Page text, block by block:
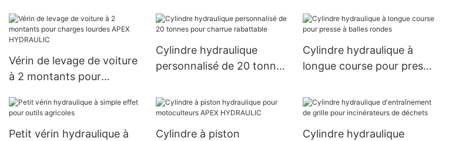
benne basculante
HYDRAULIC
Vérin de levage de voiture
à 2 montants pour
HYDRAULIC
Cylindre hydraulique
personnalisé de 20 tonnes
Cylindre hydraulique à
longue course pour presse
Petit vérin hydraulique à
Cylindre à piston
Cylindre hydraulique